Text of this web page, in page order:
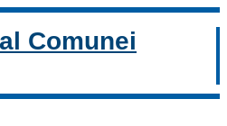
Comunei